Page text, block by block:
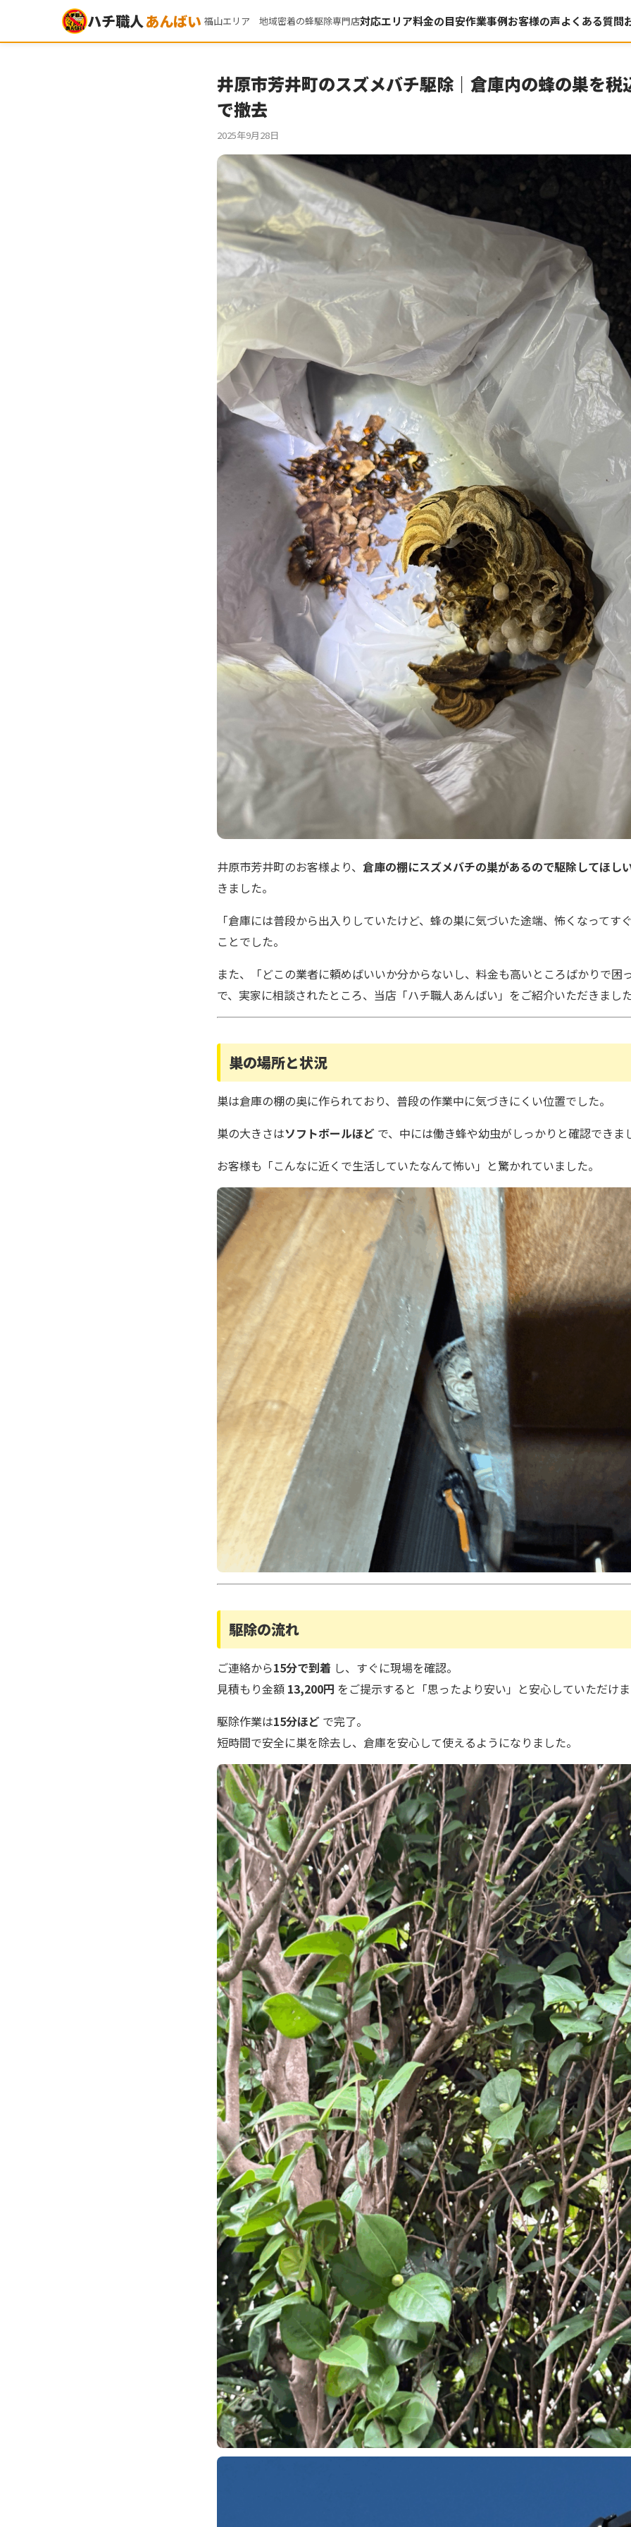
ハチ職人あんばい 福山エリア 地域密着の蜂駆除専門店対応エリア料金の目安作業事例お客様の声よくある質問
井原市芳井町のスズメバチ駆除｜倉庫内の蜂の巣を
で撤去
2025年9月28日
井原市芳井町のお客様より、 倉庫の棚にスズメバチの巣があるので駆除してほし
きました。
「倉庫には普段から出入りしていたけど、蜂の巣に気づいた途端、怖くなってす
ことでした。
また、「どこの業者に頼めばいいか分からないし、料金も高いところばかりで困
で、実家に相談されたところ、当店「ハチ職人あんばい」をご紹介いただきまし
巣の場所と状況
巣は倉庫の棚の奥に作られており、普段の作業中に気づきにくい位置でした。
巣の大きさはソフトボールほど で、中には働き蜂や幼虫がしっかりと確認できま
お客様も「こんなに近くで生活していたなんて怖い」と驚かれていました。
駆除の流れ
ご連絡から15分で到着 し、すぐに現場を確認。
見積もり金額 13,200円 をご提示すると「思ったより安い」と安心していただけ
駆除作業は15分ほど で完了。
短時間で安全に巣を除去し、倉庫を安心して使えるようになりました。